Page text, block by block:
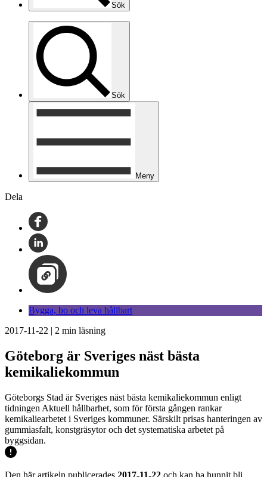
Sök
Sök
Meny
Dela
Bygga, bo och leva hållbart
2017-11-22 | 2 min läsning
Göteborg är Sveriges näst bästa
kemikaliekommun
Göteborgs Stad är Sveriges näst bästa kemikaliekommun enligt
tidningen Aktuell hållbarhet, som för första gången rankar
kemikaliearbetet i Sveriges kommuner. Särskilt prisas hanteringen av
gummiasfalt, konstgräsytor och det systematiska arbetet på
byggsidan.
Den här artikeln publicerades 2017-11-22 och kan ha hunnit bli